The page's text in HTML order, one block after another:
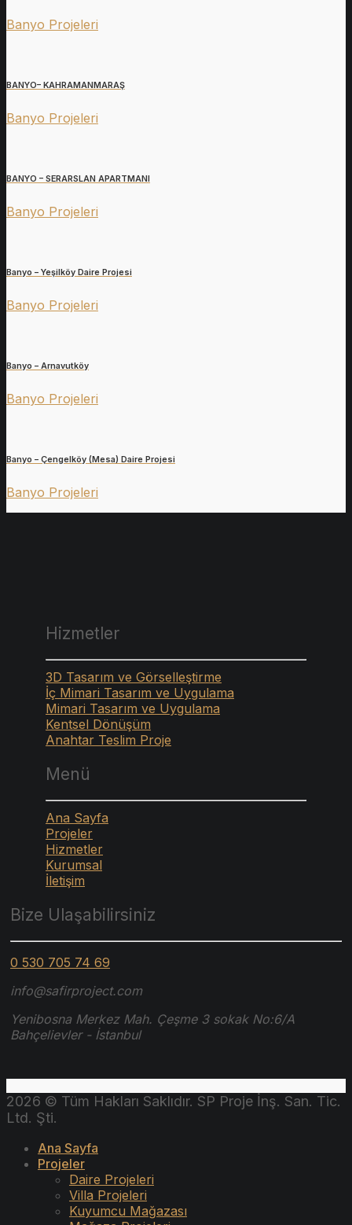
Banyo Projeleri
BANYO– KAHRAMANMARAŞ
Banyo Projeleri
BANYO – SERARSLAN APARTMANI
Banyo Projeleri
Banyo – Yeşilköy Daire Projesi
Banyo Projeleri
Banyo – Arnavutköy
Banyo Projeleri
Banyo – Çengelköy (Mesa) Daire Projesi
Banyo Projeleri
Hizmetler
3D Tasarım ve Görselleştirme
İç Mimari Tasarım ve Uygulama
Mimari Tasarım ve Uygulama
Kentsel Dönüşüm
Anahtar Teslim Proje
Menü
Ana Sayfa
Projeler
Hizmetler
Kurumsal
İletişim
Bize Ulaşabilirsiniz
0 530 705 74 69
info@safirproject.com
Yenibosna Merkez Mah. Çeşme 3 sokak No:6/A
Bahçelievler - İstanbul
2026 © Tüm Hakları Saklıdır. SP Proje İnş. San. Tic.
Ltd. Şti.
Ana Sayfa
Projeler
Daire Projeleri
Villa Projeleri
Kuyumcu Mağazası